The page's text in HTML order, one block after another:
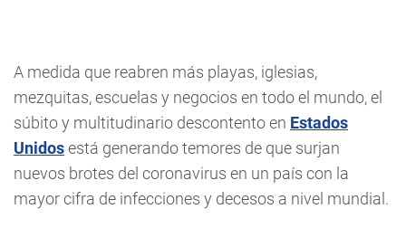
A medida que reabren más playas, iglesias,
mezquitas, escuelas y negocios en todo el mundo, el
súbito y multitudinario descontento en Estados
Unidosestá generando temores de que surjan
nuevos brotes del coronavirus en un país con la
mayor cifra de infecciones y decesos a nivel mundial.